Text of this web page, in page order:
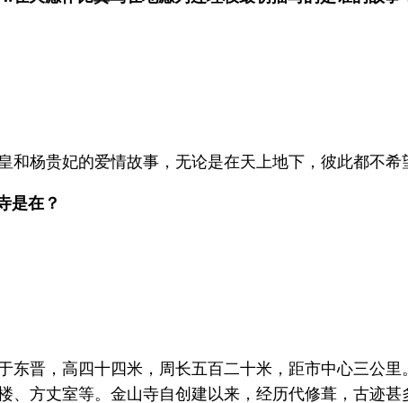
杨贵妃的爱情故事，无论是在天上地下，彼此都不希
是在？
东晋，高四十四米，周长五百二十米，距市中心三公
、方丈室等。金山寺自创建以来，经历代修葺，古迹